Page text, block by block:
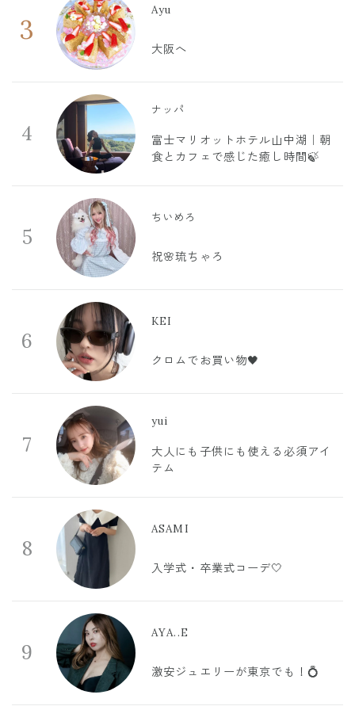
3
Ayu
大阪へ
4
ナッパ
富士マリオットホテル山中湖｜朝
食とカフェで感じた癒し時間🍃
5
ちいめろ
祝🌸琉ちゃろ
6
KEI
クロムでお買い物🖤
7
yui
大人にも子供にも使える必須アイ
テム
8
ASAMI
入学式・卒業式コーデ🤍
9
AYA..E
激安ジュエリーが東京でも！💍